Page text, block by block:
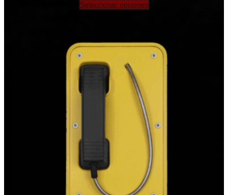
Seleccionar opciones